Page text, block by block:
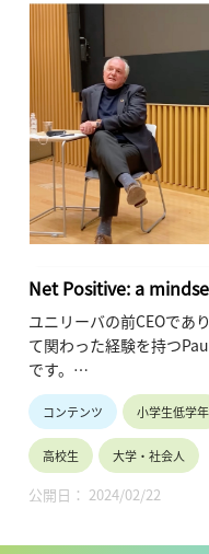
Net Positive: a
willing to do what it
sustainable world
ユニリーバの前CEOであ
て関わった経験を持つ
です。
当日は藤井総長のスピー
（モデレーター）の対談
対談では、2022年11月に
（G20バリ、COP27エジ
Polman氏による講評に続
コンテンツ 小学生低学年
高校生 大学・社会人
公開日： 2024/02/22